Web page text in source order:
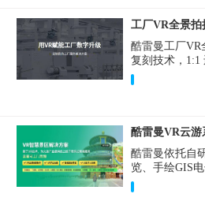
酷雷曼工厂VR
复刻技术，1:1
搬进手机、电
的数字化名片
酷雷曼依托自
览、手绘GIS
打造从VR全景
地案例。